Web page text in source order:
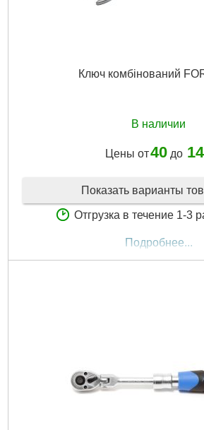
Ключ комбінований
В наличии
Цены от40до
Показать варианты
Отгрузка в течение 1-3
Подробнее...